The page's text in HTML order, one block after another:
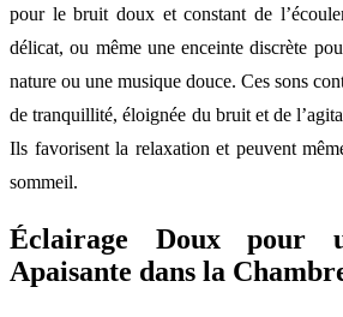
pour le bruit doux et constant de
délicat, ou même une enceinte discrète
nature ou une musique douce. Ces sons
de tranquillité, éloignée du bruit et de
Ils favorisent la relaxation et peuvent
sommeil.
Éclairage Doux pour
Apaisante dans la